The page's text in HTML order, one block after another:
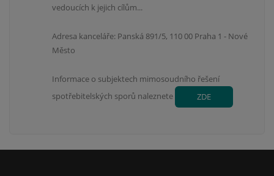
vedoucích k jejich cílům...
Adresa kanceláře: Panská 891/5, 110 00 Praha 1 - Nové
Město
Informace o subjektech mimosoudního řešení
spotřebitelských sporů naleznete
ZDE